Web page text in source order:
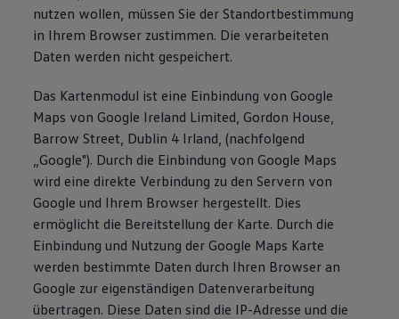
nutzen wollen, müssen Sie der Standortbestimmung
in Ihrem Browser zustimmen. Die verarbeiteten
Daten werden nicht gespeichert.
Das Kartenmodul ist eine Einbindung von Google
Maps von Google Ireland Limited, Gordon House,
Barrow Street, Dublin 4 Irland, (nachfolgend
„Google"). Durch die Einbindung von Google Maps
wird eine direkte Verbindung zu den Servern von
Google und Ihrem Browser hergestellt. Dies
ermöglicht die Bereitstellung der Karte. Durch die
Einbindung und Nutzung der Google Maps Karte
werden bestimmte Daten durch Ihren Browser an
Google zur eigenständigen Datenverarbeitung
übertragen. Diese Daten sind die IP-Adresse und die